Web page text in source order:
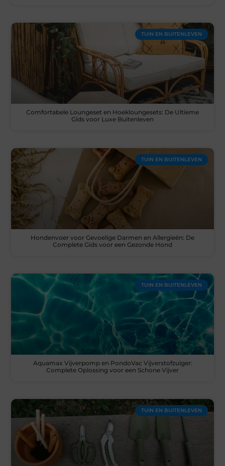
TUIN EN BUITENLEVEN
Comfortabele Loungeset en Hoekloungesets: De Ultieme
Gids voor Luxe Buitenleven
TUIN EN BUITENLEVEN
Hondenvoer voor Gevoelige Darmen en Allergieën: De
Complete Gids voor een Gezonde Hond
TUIN EN BUITENLEVEN
Aquamax Vijverpomp en PondoVac Vijverstofzuiger:
Complete Oplossing voor een Schone Vijver
TUIN EN BUITENLEVEN